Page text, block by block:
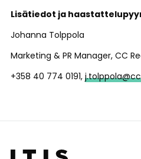
Lisätiedot ja
Johanna Tolppola
Marketing & PR Manager, CC
+358 40 774 0191,